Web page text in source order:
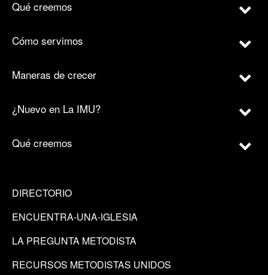
Qué creemos
Cómo servimos
Maneras de crecer
¿Nuevo en La IMU?
Qué creemos
DIRECTORIO
ENCUENTRA-UNA-IGLESIA
LA PREGUNTA METODISTA
RECURSOS METODISTAS UNIDOS